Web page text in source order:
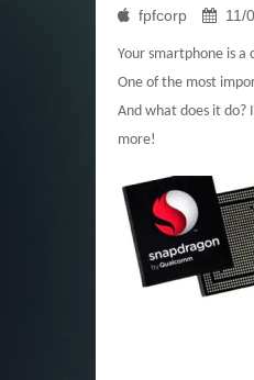
fpfcorp 11/
Your smartphone is
One of the most
And what does it do?
more!